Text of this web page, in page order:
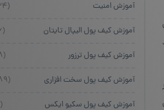
آموزش امنیت (۲۴)
آموزش کیف پول الیپال تایتان (۶)
آموزش کیف پول ترزور (۸)
آموزش کیف پول سخت افزاری (۸۹)
آموزش کیف پول سکیو ایکس (۱)